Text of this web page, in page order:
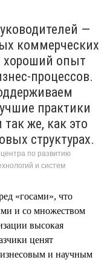
—
коммерческих
хороший опыт
процессов.
практики
же, как это
структурах.
по развитию
и систем
«госами», что
и со множеством
высокая
ценят
и научным